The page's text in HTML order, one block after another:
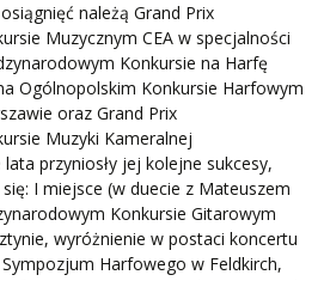
należą Grand Prix
Muzycznym CEA w specjalności
Konkursie na Harfę
Ogólnopolskim Konkursie Harfowym
oraz Grand Prix
Muzyki Kameralnej
przyniosły jej kolejne sukcesy,
I miejsce (w duecie z Mateuszem
Konkursie Gitarowym
wyróżnienie w postaci koncertu
Harfowego w Feldkirch,